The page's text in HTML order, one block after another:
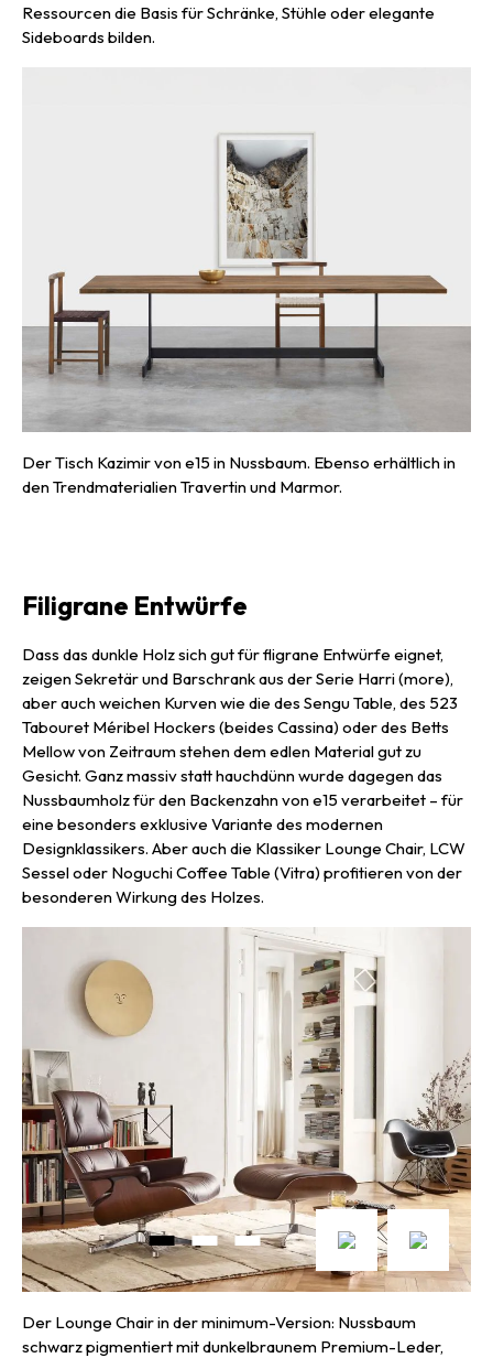
Ressourcen die Basis für Schränke, Stühle oder elegante
Sideboards bilden.
Der Tisch Kazimir von e15 in Nussbaum. Ebenso erhältlich in
den Trendmaterialien Travertin und Marmor.
Filigrane Entwürfe
Dass das dunkle Holz sich gut für fligrane Entwürfe eignet,
zeigen Sekretär und Barschrank aus der Serie Harri (more),
aber auch weichen Kurven wie die des Sengu Table, des 523
Tabouret Méribel Hockers (beides Cassina) oder des Betts
Mellow von Zeitraum stehen dem edlen Material gut zu
Gesicht. Ganz massiv statt hauchdünn wurde dagegen das
Nussbaumholz für den Backenzahn von e15 verarbeitet – für
eine besonders exklusive Variante des modernen
Designklassikers. Aber auch die Klassiker Lounge Chair, LCW
Sessel oder Noguchi Coffee Table (Vitra) profitieren von der
besonderen Wirkung des Holzes.
Der Lounge Chair in der minimum-Version: Nussbaum
schwarz pigmentiert mit dunkelbraunem Premium-Leder,